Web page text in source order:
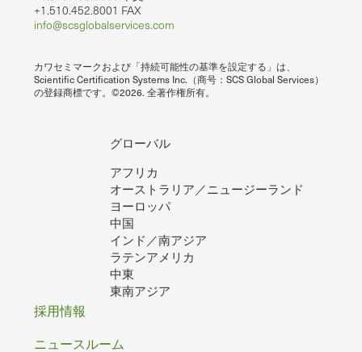
+1.510.452.8001 FAX
info@scsglobalservices.com
カワセミマークおよび「持続可能性の基準を設定する」は、
Scientific Certification Systems Inc.（商号：SCS Global Services）
の登録商標です。©2026. 全著作権所有。
グローバル
アフリカ
オーストラリア／ニュージーランド
ヨーロッパ
中国
インド／南アジア
ラテンアメリカ
中東
東南アジア
フ
採用情報
ニュースルーム